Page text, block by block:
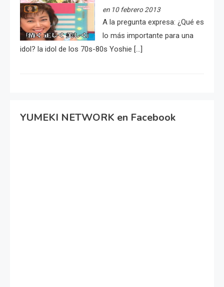
en 10 febrero 2013
A la pregunta expresa: ¿Qué es
lo más importante para una
idol? la idol de los 70s-80s Yoshie […]
YUMEKI NETWORK en Facebook